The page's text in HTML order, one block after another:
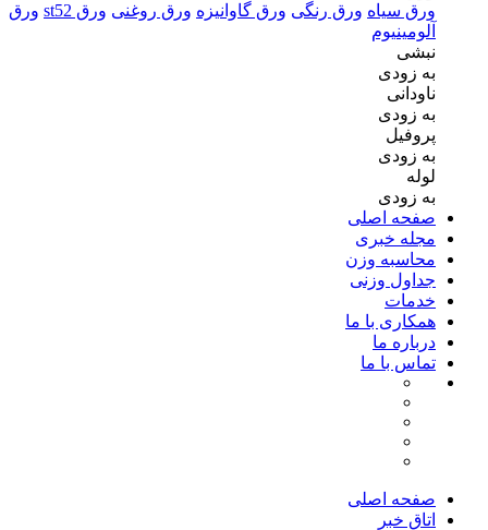
ورق سیاه ورق رنگی ورق گاوانیزه ورق روغنی ورق st52
ورق
آلومینیوم
نبشی
به زودی
ناودانی
به زودی
پروفیل
به زودی
لوله
به زودی
صفحه اصلی
مجله خبری
محاسبه وزن
جداول وزنی
خدمات
همکاری با ما
درباره ما
تماس با ما
صفحه اصلی
اتاق خبر